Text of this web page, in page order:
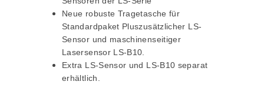
Neue robuste Tragetasche für
Standardpaket Pluszusätzlicher LS-
Sensor und maschinenseitiger
Lasersensor LS-B10.
Extra LS-Sensor und LS-B10 separat
erhältlich.